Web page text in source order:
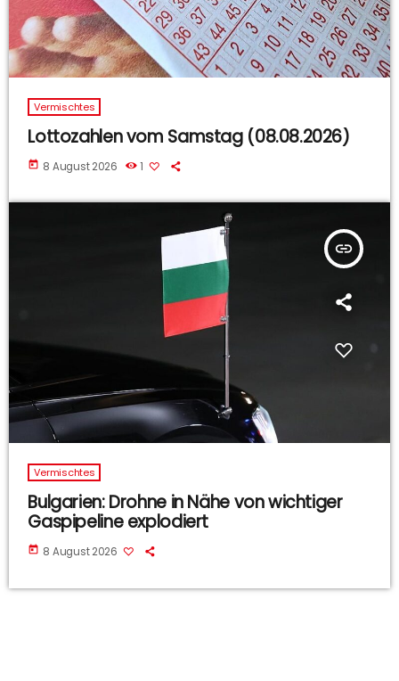
Vermischtes
Lottozahlen vom Samstag (08.08.2026)
today 8 August 2026 1
insert_link
Vermischtes
Bulgarien: Drohne in Nähe von wichtiger
Gaspipeline explodiert
today 8 August 2026